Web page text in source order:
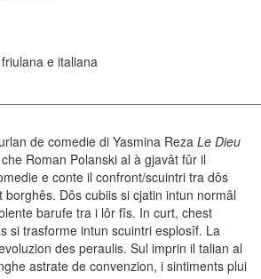
e italiana
de comedie di Yasmina Reza Le Dieu
Roman Polanski al à gjavât fûr il
e conte il confront/scuintri tra dôs
borghês. Dôs cubiis si cjatin intun normâl
barufe tra i lôr fîs. In curt, chest
si trasforme intun scuintri esplosîf. La
des peraulis. Sul imprin il talian al
astrate de convenzion, i sintiments plui